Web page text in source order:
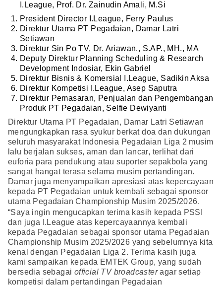
I.League, Prof. Dr. Zainudin Amali, M.Si
President Director I.League, Ferry Paulus
Direktur Utama PT Pegadaian, Damar Latri
Setiawan
Direktur Sin Po TV, Dr. Ariawan., S.AP., MH., MA
Deputy Direktur Planning Scheduling & Research
Development Indosiar, Ekin Gabriel
Direktur Bisnis & Komersial I.League, Sadikin Aksa
Direktur Kompetisi I.League, Asep Saputra
Direktur Pemasaran, Penjualan dan Pengembangan
Produk PT Pegadaian, Selfie Dewiyanti
Direktur Utama PT Pegadaian, Damar Latri Setiawan
mengungkapkan rasa syukur berkat doa dan dukungan
seluruh masyarakat Indonesia Pegadaian Liga 2 musim
lalu berjalan sukses, aman dan lancar, terlihat dari
euforia para pendukung atau suporter sepakbola yang
sangat hangat terasa selama musim pertandingan.
Damar juga menyampaikan apresiasi atas kepercayaan
kepada PT Pegadaian untuk kembali sebagai sponsor
utama Pegadaian Championship Musim 2025/2026.
“Saya ingin mengucapkan terima kasih kepada PSSI
dan juga I.League atas kepercayaannya kembali
kepada Pegadaian sebagai sponsor utama Pegadaian
Championship Musim 2025/2026 yang sebelumnya kita
kenal dengan Pegadaian Liga 2. Terima kasih juga
kami sampaikan kepada EMTEK Group, yang sudah
bersedia sebagai official TV broadcasteragar setiap
kompetisi dalam pertandingan Pegadaian